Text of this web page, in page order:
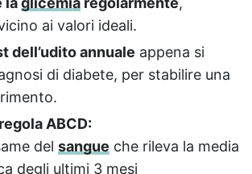
ai valori ideali.
dell’udito annuale appena si
di diabete, per stabilire una
ABCD:
del sangue che rileva la media
degli ultimi 3 mesi